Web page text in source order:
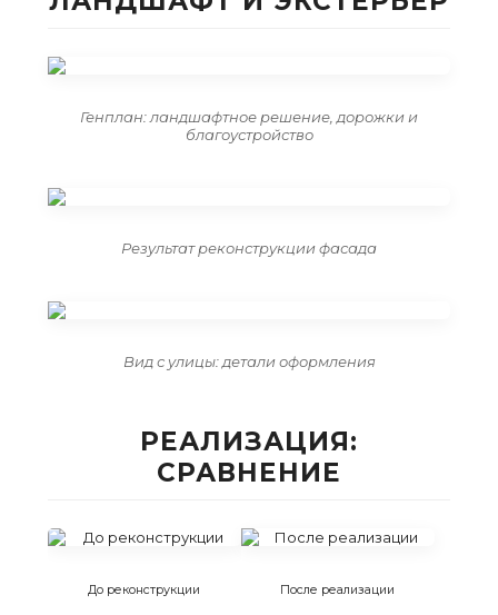
Генплан: ландшафтное решение, дорожки и
благоустройство
Результат реконструкции фасада
Вид с улицы: детали оформления
РЕАЛИЗАЦИЯ:
СРАВНЕНИЕ
До реконструкции После реализации